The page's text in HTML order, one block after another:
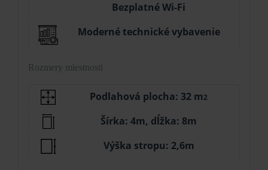
Bezplatné Wi-Fi
Moderné technické vybavenie
Rozmery miestnosti
Podlahová plocha: 32 m2
Šírka: 4m, dĺžka: 8m
Výška stropu: 2,6m